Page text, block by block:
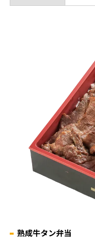
熟成牛タン弁当